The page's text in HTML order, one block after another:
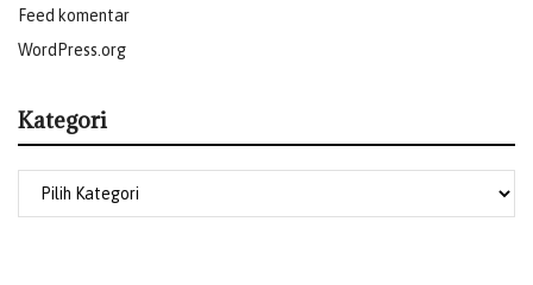
Feed komentar
WordPress.org
Kategori